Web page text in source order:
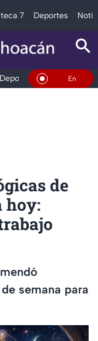
7 Deportes
Deportes Espectáculos
En Vivo
de
hoy:
semana para